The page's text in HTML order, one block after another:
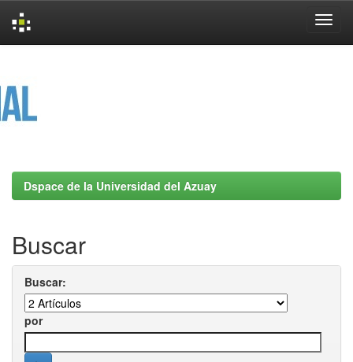
Dspace de la Universidad del Azuay
Buscar
Buscar:
por